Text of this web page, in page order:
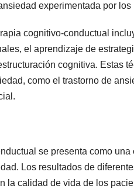
experimentada por los
cognitivo-conductual
el aprendizaje de
cognitiva. Estas
como el trastorno de
se presenta como
Los resultados de
la calidad de vida de los